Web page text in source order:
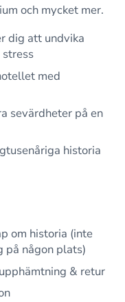
och mycket mer.
dig att undvika
med
sevärdheter på en
historia
om historia (inte
på någon plats)
& retur